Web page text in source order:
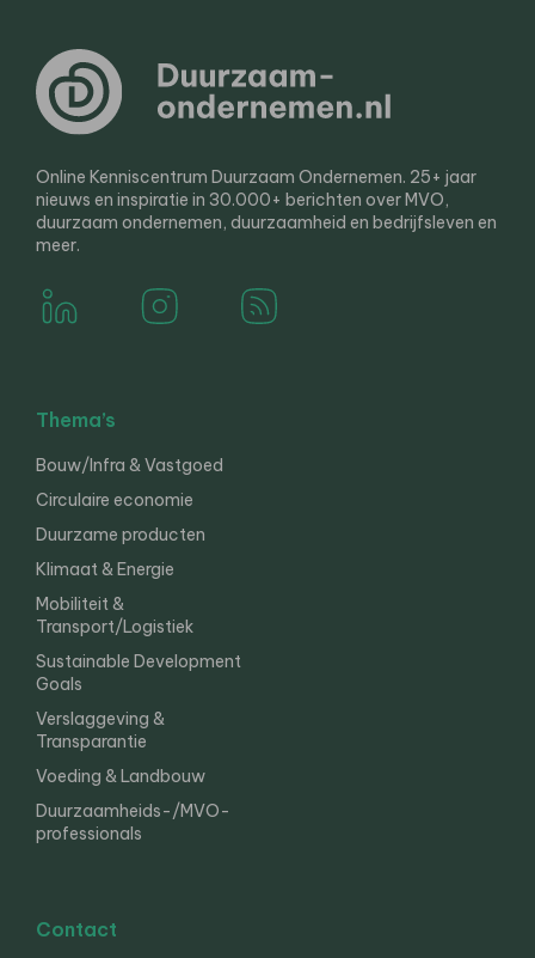
Online Kenniscentrum Duurzaam Ondernemen. 25+ jaar
nieuws en inspiratie in 30.000+ berichten over MVO,
duurzaam ondernemen, duurzaamheid en bedrijfsleven en
meer.
Thema’s
Bouw/Infra & Vastgoed
Circulaire economie
Duurzame producten
Klimaat & Energie
Mobiliteit &
Transport/Logistiek
Sustainable Development
Goals
Verslaggeving &
Transparantie
Voeding & Landbouw
Duurzaamheids-/MVO-
professionals
Contact